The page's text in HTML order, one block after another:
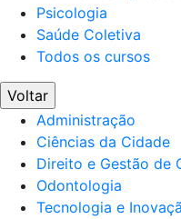
Psicologia
Saúde Coletiva
Todos os cursos
Voltar
Administração
Ciências da Cidade
Direito e Gestão de
Odontologia
Tecnologia e